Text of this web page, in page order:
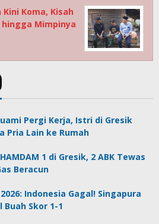
Koma, Kisah
Mimpinya
Pergi Kerja, Istri di Gresik
Pria Lain ke Rumah
1 di Gresik, 2 ABK Tewas
Beracun
Indonesia Gagal! Singapura
Buah Skor 1-1